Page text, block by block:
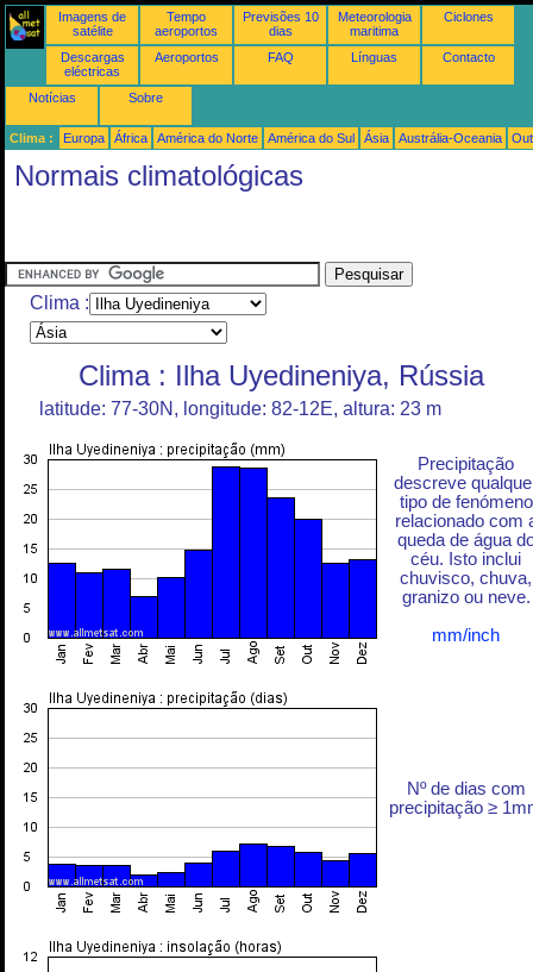
Imagens de
satélite
Tempo
aeroportos
Previsões 10
dias
Meteorologia
maritima
Ciclones
Descargas
eléctricas
Aeroportos FAQ Línguas Contacto
Notícias Sobre
Clima : Europa África América do Norte América do Sul Ásia Austrália-Oceania
Normais climatológicas
Clima :
Clima : Ilha Uyedineniya, Rússia
latitude: 77-30N, longitude: 82-12E, altura: 23 m
Precipitação
descreve
tipo de fenómeno
relacionado com
queda de água
céu. Isto inclui
chuvisco, chuva,
granizo ou neve.
mm/inch
Nº de dias com
precipitação ≥